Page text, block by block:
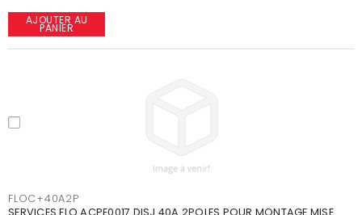
AJOUTER AU
PANIER
FLOC+40A2P
SERVICES FLO ACPE0017 DISJ 40A 2POLES POUR MONTAGE MISE